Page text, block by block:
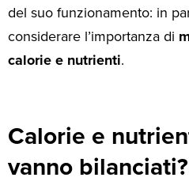
del suo funzionamento: in
considerare l’importanza di
calorie e nutrienti.
Calorie e
vanno bilanciati?